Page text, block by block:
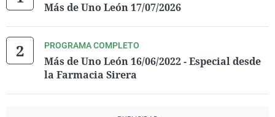
Más de Uno León 17/07/2026
PROGRAMA COMPLETO
Más de Uno León 16/06/2022 - Especial desde
la Farmacia Sirera